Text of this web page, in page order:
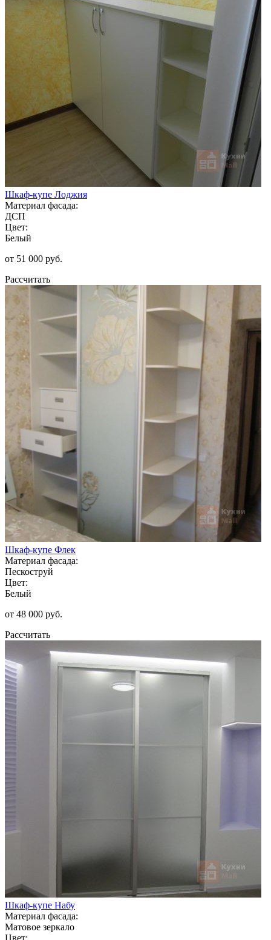
Шкаф-купе Лоджия
Материал фасада:
ДСП
Цвет:
Белый
от 51 000 руб.
Рассчитать
Шкаф-купе Флек
Материал фасада:
Пескоструй
Цвет:
Белый
от 48 000 руб.
Рассчитать
Шкаф-купе Набу
Материал фасада:
Матовое зеркало
Цвет: